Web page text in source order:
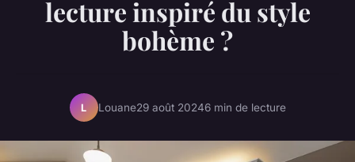
lecture inspiré du style
bohème ?
L Louane29 août 20246 min de lecture